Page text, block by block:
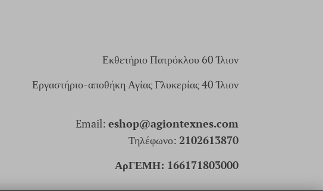
Εκθετήριο Πατρόκλου 60 Ίλιον
Εργαστήριο-αποθήκη Αγίας Γλυκερίας 40 Ίλιον
Email: eshop@agiontexnes.com
Τηλέφωνο: 2102613870
ΑρΓΕΜΗ: 166171803000